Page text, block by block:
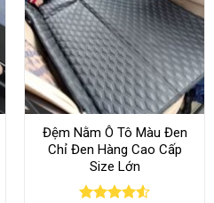
Đệm Nằm Ô Tô Màu Đen
Chỉ Đen Hàng Cao Cấp
Size Lớn